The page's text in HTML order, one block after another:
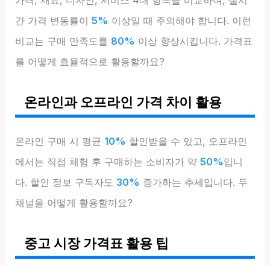
간 가격 변동률이5% 이상일 때 주의해야 합니다. 이런
비교는 구매 만족도를 80% 이상 향상시킵니다. 가격표
를 어떻게 효율적으로 활용할까요?
온라인과 오프라인 가격 차이 활용
온라인 구매 시 평균 10% 할인받을 수 있고, 오프라인
에서는 직접 체험 후 구매하는 소비자가 약50%입니
다. 할인 정보 구독자도 30% 증가하는 추세입니다. 두
채널을 어떻게 활용할까요?
중고 시장 가격표 활용 팁